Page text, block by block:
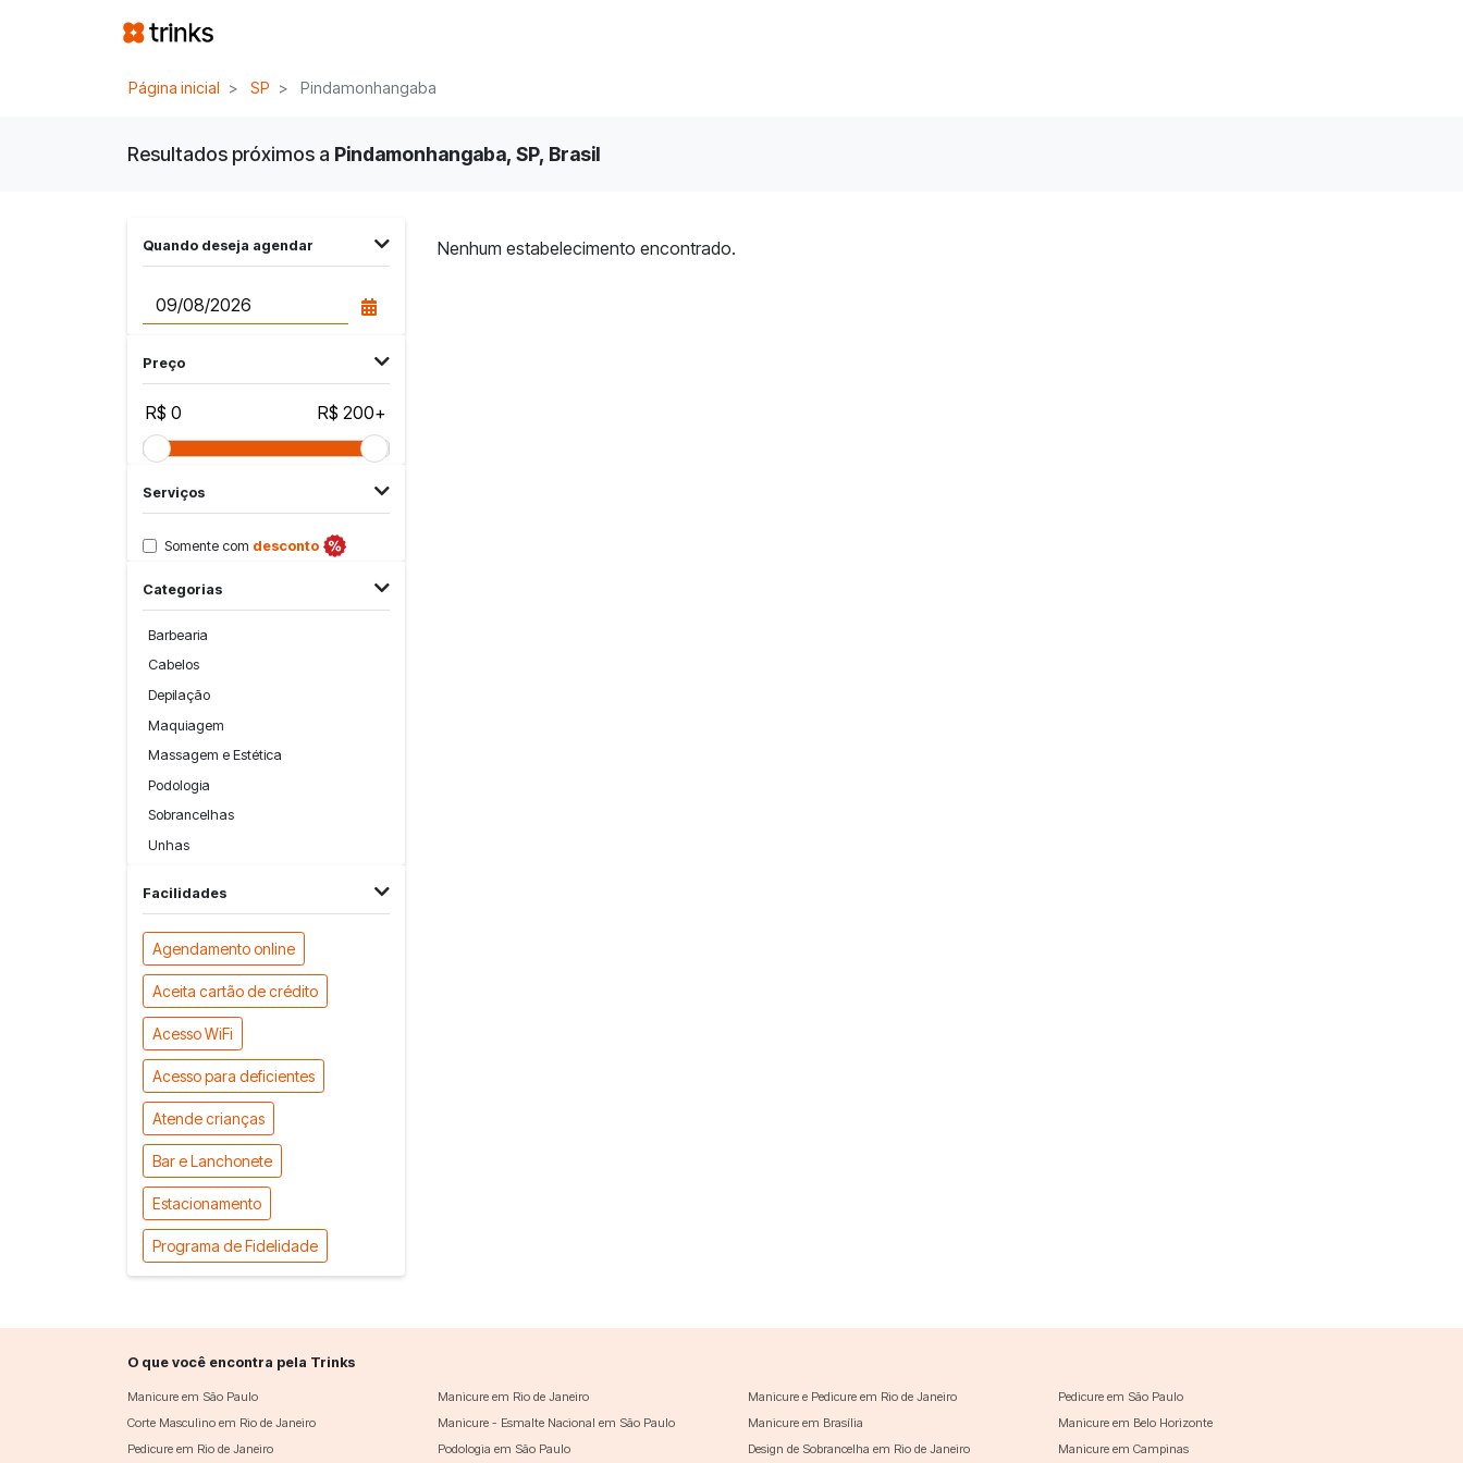
Página inicial SP Pindamonhangaba
Resultados próximos a Pindamonhangaba, SP, Brasil
Quando deseja agendar
Preço
R$ 0 R$ 200+
Serviços
Somente com desconto
Categorias
Barbearia
Cabelos
Depilação
Maquiagem
Massagem e Estética
Podologia
Sobrancelhas
Unhas
Facilidades
Agendamento online
Aceita cartão de crédito
Acesso WiFi
Acesso para deficientes
Atende crianças
Bar e Lanchonete
Estacionamento
Programa de Fidelidade
Nenhum estabelecimento encontrado.
O que você encontra pela Trinks
Manicure em São Paulo Manicure em Rio de Janeiro Manicure e Pedicure em Rio de Janeiro
Pedicure em São Paulo
Corte Masculino em Rio de Janeiro
Manicure - Esmalte Nacional em São Paulo Manicure em Brasília
Manicure em Belo Horizonte
Pedicure em Rio de Janeiro
Podologia em São Paulo Design de Sobrancelha em Rio de Janeiro Manicure em Campinas